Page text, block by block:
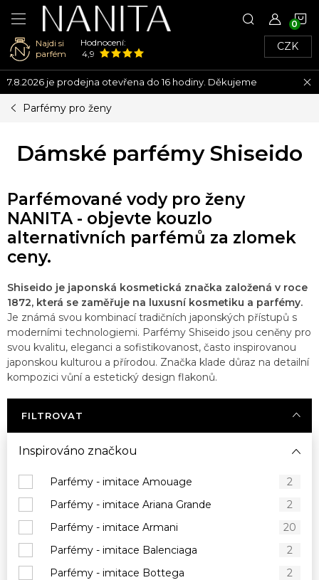
Přejít
na
obsah
Najdi si
parfém
Hodnocení:
4,9
CZK
7.8.2026 je prodejna otevřena do 16 hodiny. Děkujeme
Parfémy pro ženy
Dámské parfémy Shiseido
Parfémované vody pro ženy
NANITA - objevte kouzlo
alternativních parfémů za zlomek
ceny.
Shiseido je japonská kosmetická značka založená v roce
1872, která se zaměřuje na luxusní kosmetiku a parfémy.
Je známá svou kombinací tradičních japonských přístupů s
moderními technologiemi. Parfémy Shiseido jsou ceněny pro
svou kvalitu, eleganci a sofistikovanost, často inspirovanou
japonskou kulturou a přírodou. Značka klade důraz na detailní
kompozici vůní a estetický design flakonů.
FILTROVAT
Inspirováno značkou
Parfémy - imitace Amouage
2
Parfémy - imitace Ariana Grande
2
Parfémy - imitace Armani
20
Parfémy - imitace Balenciaga
2
Parfémy - imitace Bottega
2